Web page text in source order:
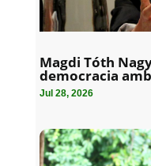
Magdi Tóth
democracia
Jul 28, 2026